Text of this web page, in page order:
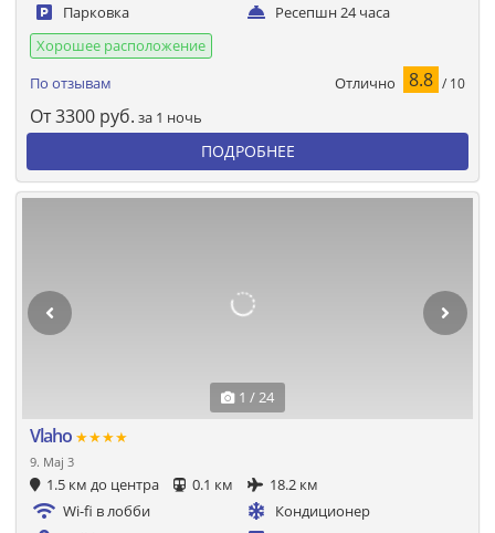
Парковка
Ресепшн 24 часа
Хорошее расположение
По отзывам
Отлично 8.8 / 10
От3300 руб. за 1 ночь
ПОДРОБНЕЕ
1 / 24
Vlaho ★★★★
9. Maj 3
1.5 км до центра 0.1 км
18.2 км
Wi-fi в лобби
Кондиционер